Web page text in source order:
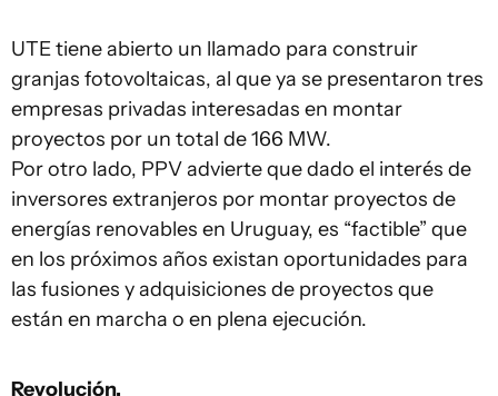
UTE tiene abierto un llamado para construir
granjas fotovoltaicas, al que ya se presentaron tres
empresas privadas interesadas en montar
proyectos por un total de 166 MW.
Por otro lado, PPV advierte que dado el interés de
inversores extranjeros por montar proyectos de
energías renovables en Uruguay, es “factible” que
en los próximos años existan oportunidades para
las fusiones y adquisiciones de proyectos que
están en marcha o en plena ejecución.
Revolución.